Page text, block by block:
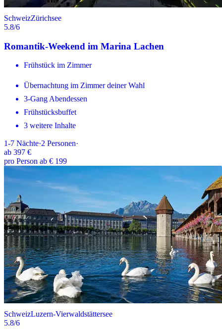
SchweizZürichsee
5.8/6
Romantik-Weekend im Marina Lachen
Frühstück im Zimmer
Übernachtung im Zimmer deiner Wahl
3-Gang Abendessen
Frühstücksbuffet
3 weitere Inhalte
1-7 Nächte·2 Personen·
ab 397 €
pro Person ab € 199
SchweizLuzern-Vierwaldstättersee
5.8/6